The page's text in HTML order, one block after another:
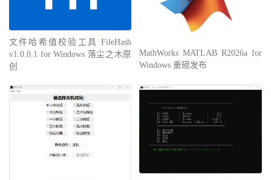
文件哈希值校验工具 FileHash
v1.0.0.1 for Windows 落尘之木原
创
MathWorks MATLAB R2026a for
Windows 重磅发布